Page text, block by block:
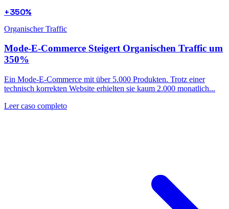
+350%
Organischer Traffic
Mode-E-Commerce Steigert Organischen Traffic um
350%
Ein Mode-E-Commerce mit über 5.000 Produkten. Trotz einer
technisch korrekten Website erhielten sie kaum 2.000 monatlich...
Leer caso completo